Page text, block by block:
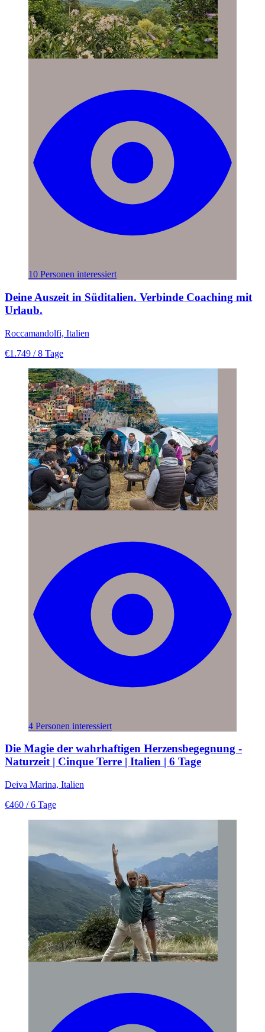
10 Personen interessiert
Deine Auszeit in Süditalien. Verbinde Coaching mit
Urlaub.
Roccamandolfi, Italien
€1.749 / 8 Tage
4 Personen interessiert
Die Magie der wahrhaftigen Herzensbegegnung -
Naturzeit | Cinque Terre | Italien | 6 Tage
Deiva Marina, Italien
€460 / 6 Tage